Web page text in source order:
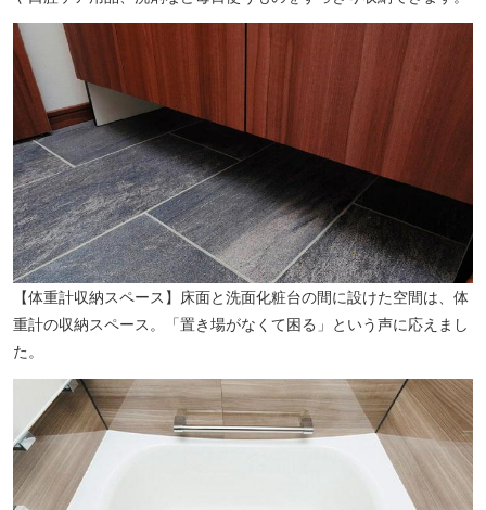
長崎住吉郵便局（徒歩6分／約460m）
西郷橋公園（徒歩5分／約360m）
【体重計収納スペース】床面と洗面化粧台の間に設けた空間は、体
重計の収納スペース。「置き場がなくて困る」という声に応えまし
た。